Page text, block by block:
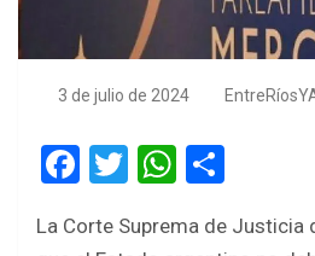
3 de julio de 2024
F
ce
T
tt
W
at ar
La Corte Suprema de Justicia